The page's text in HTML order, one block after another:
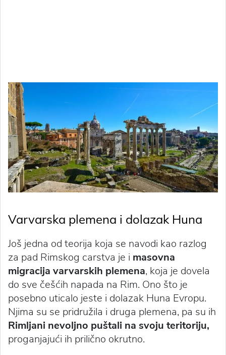
Varvarska plemena i dolazak Huna
Još jedna od teorija koja se navodi kao razlog
za pad Rimskog carstva je i masovna
migracija varvarskih plemena, koja je dovela
do sve češćih napada na Rim. Ono što je
posebno uticalo jeste i dolazak Huna Evropu.
Njima su se pridružila i druga plemena, pa su ih
Rimljani nevoljno puštali na svoju teritoriju,
proganjajući ih prilično okrutno.